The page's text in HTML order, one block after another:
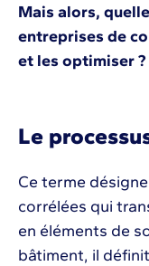
Mais alors,
entreprises de
et les optimiser ?
Le
Ce terme
corrélées qui
en éléments de
bâtiment, il